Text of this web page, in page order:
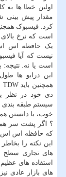
اولین خطا ها به
مقدار پیش بینی
کرد. فیسبوک
است که نرخ
یک حافظه اس اس
نیست که آیا
است یا نه.
این درایو ها
دی خود در نظر
سیستم طبقه بندی
خوب، با دانستن
؟ اگر پشت سر هم
های تجاری سطح
استفاده های
های بازار عادی